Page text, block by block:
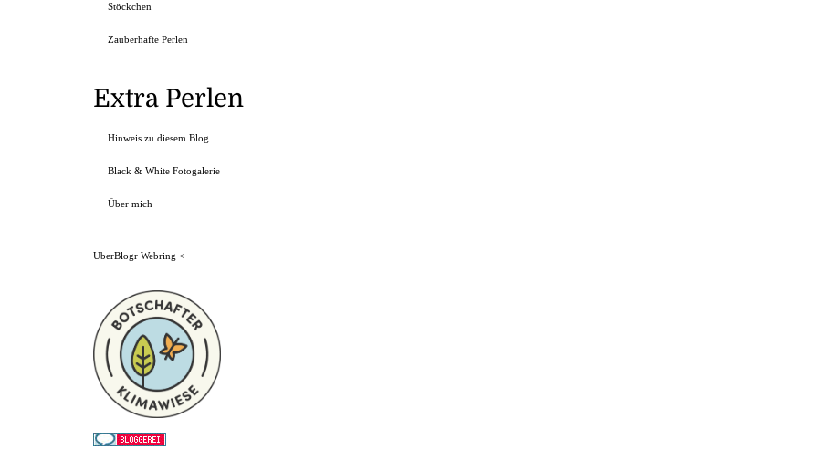
Stöckchen
Zauberhafte Perlen
Extra Perlen
Hinweis zu diesem Blog
Black & White Fotogalerie
Über mich
UberBlogr Webring <